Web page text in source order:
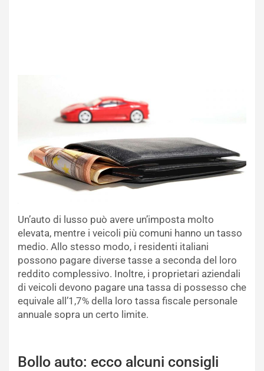
Un’auto di lusso può avere un’imposta molto
elevata, mentre i veicoli più comuni hanno un tasso
medio. Allo stesso modo, i residenti italiani
possono pagare diverse tasse a seconda del loro
reddito complessivo. Inoltre, i proprietari aziendali
di veicoli devono pagare una tassa di possesso che
equivale all’1,7% della loro tassa fiscale personale
annuale sopra un certo limite.
Bollo auto: ecco alcuni consigli